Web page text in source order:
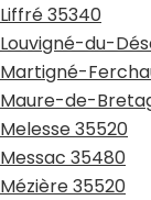
35340
du-
de-
35520
35480
35520